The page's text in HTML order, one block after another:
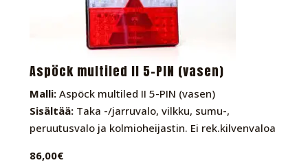
Aspöck multiled II 5-PIN (vasen)
Malli:Aspöck multiled II 5-PIN (vasen)
Sisältää:Taka -/jarruvalo, vilkku, sumu-,
peruutusvalo ja kolmioheijastin. Ei rek.kilvenvaloa
86,00€